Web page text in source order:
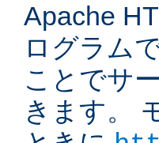
Apache
ログラム
ことでサ
きます。